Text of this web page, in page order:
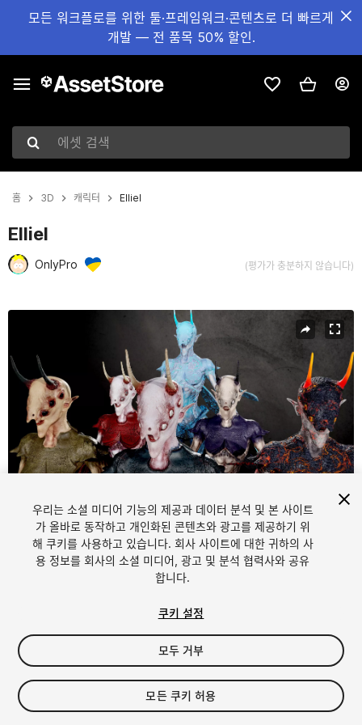
모든 워크플로를 위한 툴·프레임워크·콘텐츠로 더 빠르게
개발 — 전 품목 50% 할인.
에셋 검색
홈 3D 캐릭터 Elliel
Elliel
OnlyPro (평가가 충분하지 않습니다)
1/58
$39.99
세금/부가세는 결제 시 반영됩니다.
우리는 소셜 미디어 기능의 제공과 데이터 분석 및 본 사이트
가 올바로 동작하고 개인화된 콘텐츠와 광고를 제공하기 위
해 쿠키를 사용하고 있습니다. 회사 사이트에 대한 귀하의 사
용 정보를 회사의 소셜 미디어, 광고 및 분석 협력사와 공유
합니다.
쿠키 설정
모두 거부
모든 쿠키 허용